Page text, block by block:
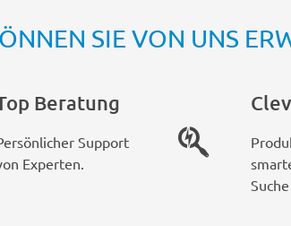
SIE VON UNS
Beratung
Support
Experten.